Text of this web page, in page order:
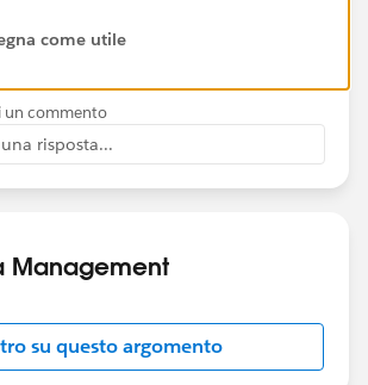
come utile
un commento
risposta...
Management
su questo argomento